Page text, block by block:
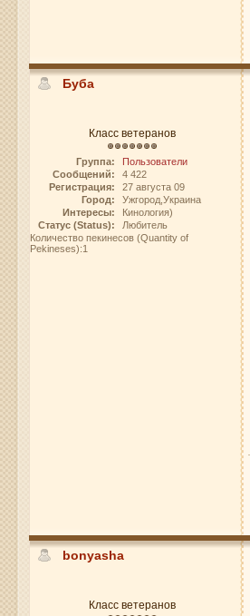
Буба
Класс ветеранов
Группа:
Пользователи
Сообщений:
4 422
Регистрация:
27 августа 09
Город:
Ужгород,Украина
Интересы:
Кинология)
Статус (Status):
Любитель
Количество пекинесов (Quantity of
Pekineses):1
bonyasha
Класс ветеранов